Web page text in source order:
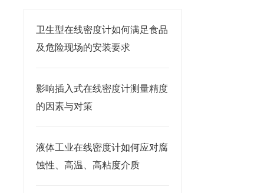
卫生型在线密度计如何满足食品
及危险现场的安装要求
影响插入式在线密度计测量精度
的因素与对策
液体工业在线密度计如何应对腐
蚀性、高温、高粘度介质